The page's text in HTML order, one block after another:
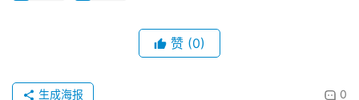
赞 (0)
0
生成海报